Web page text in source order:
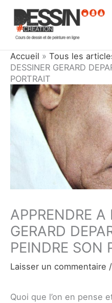
Aller
contenu
Accueil » Tous les
DESSINER GERARD
PORTRAIT
APPRENDRE A
GERARD
PEINDRE SON
Laisser un commentaire
Quoi que l’on en pense